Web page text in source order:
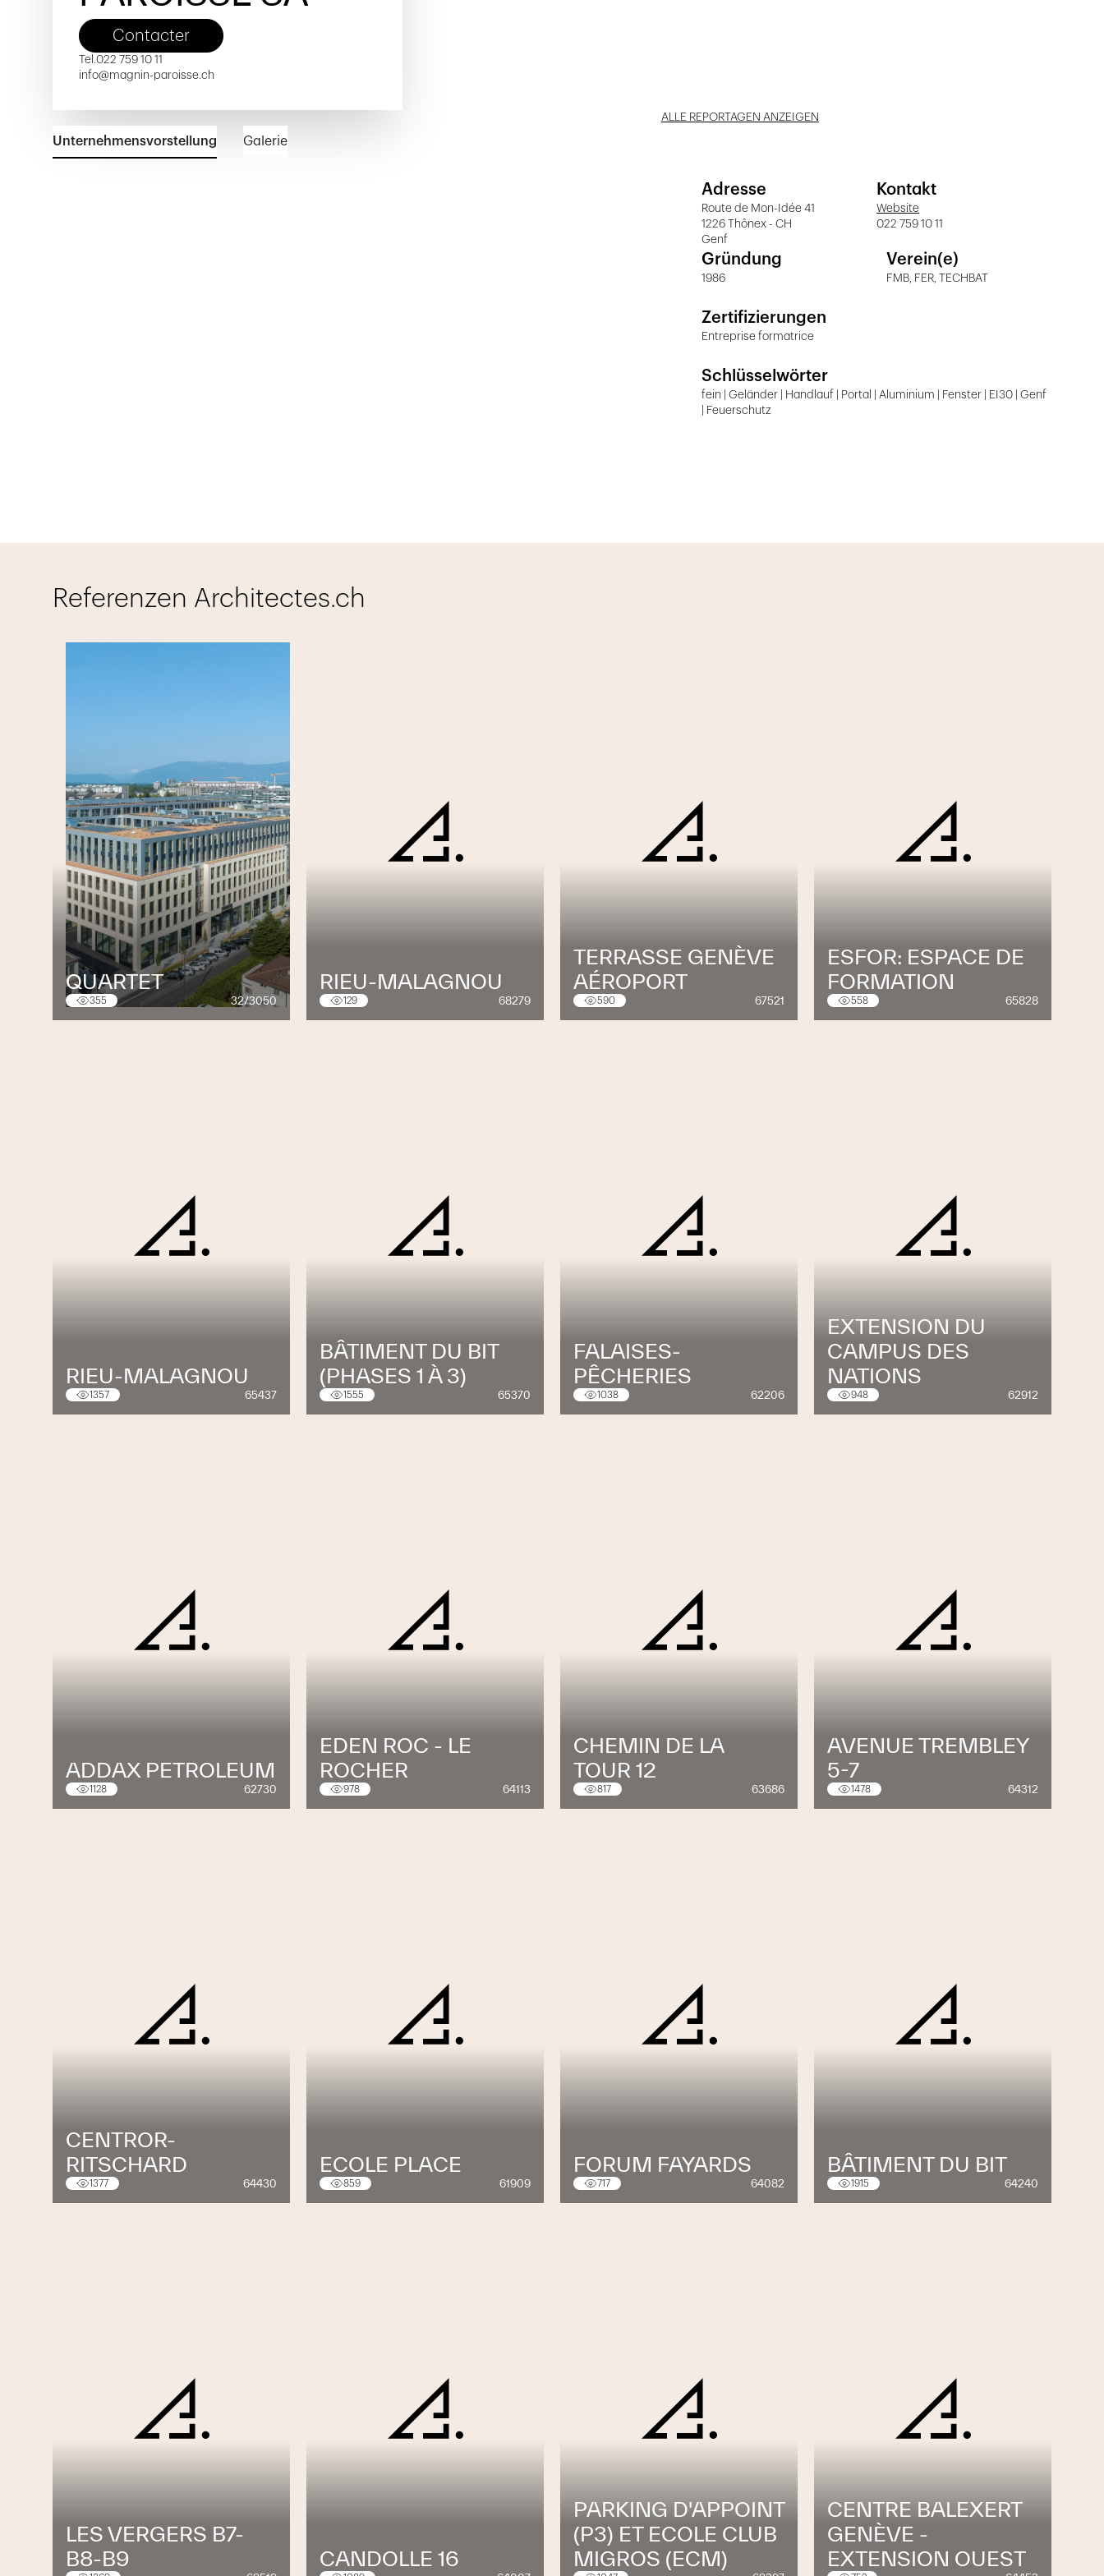
Contacter
Tel.022 759 10 11
info@magnin-paroisse.ch
ALLE REPORTAGEN ANZEIGEN
Unternehmensvorstellung Galerie
Adresse
Route de Mon-Idée 41
1226 Thônex - CH
Genf
Kontakt
Website
022 759 10 11
Gründung
1986
Verein(e)
FMB, FER, TECHBAT
Zertifizierungen
Entreprise formatrice
Schlüsselwörter
fein | Geländer | Handlauf | Portal | Aluminium | Fenster | EI30 | Genf
| Feuerschutz
Referenzen Architectes.ch
QUARTET
355 32/3050
RIEU-MALAGNOU
129 68279
TERRASSE GENÈVE
AÉROPORT
590 67521
ESFOR: ESPACE DE
FORMATION
558 65828
RIEU-MALAGNOU
1357 65437
BÂTIMENT DU BIT
(PHASES 1 À 3)
1555 65370
FALAISES-
PÊCHERIES
1038 62206
EXTENSION DU
CAMPUS DES
NATIONS
948 62912
ADDAX PETROLEUM
1128 62730
EDEN ROC - LE
ROCHER
978 64113
CHEMIN DE LA
TOUR 12
817 63686
AVENUE TREMBLEY
5-7
1478 64312
CENTROR-
RITSCHARD
1377 64430
ECOLE PLACE
859 61909
FORUM FAYARDS
717 64082
BÂTIMENT DU BIT
1915 64240
LES VERGERS B7-
B8-B9
CANDOLLE 16
PARKING D'APPOINT
(P3) ET ECOLE CLUB
MIGROS (ECM)
CENTRE BALEXERT
GENÈVE -
EXTENSION OUEST